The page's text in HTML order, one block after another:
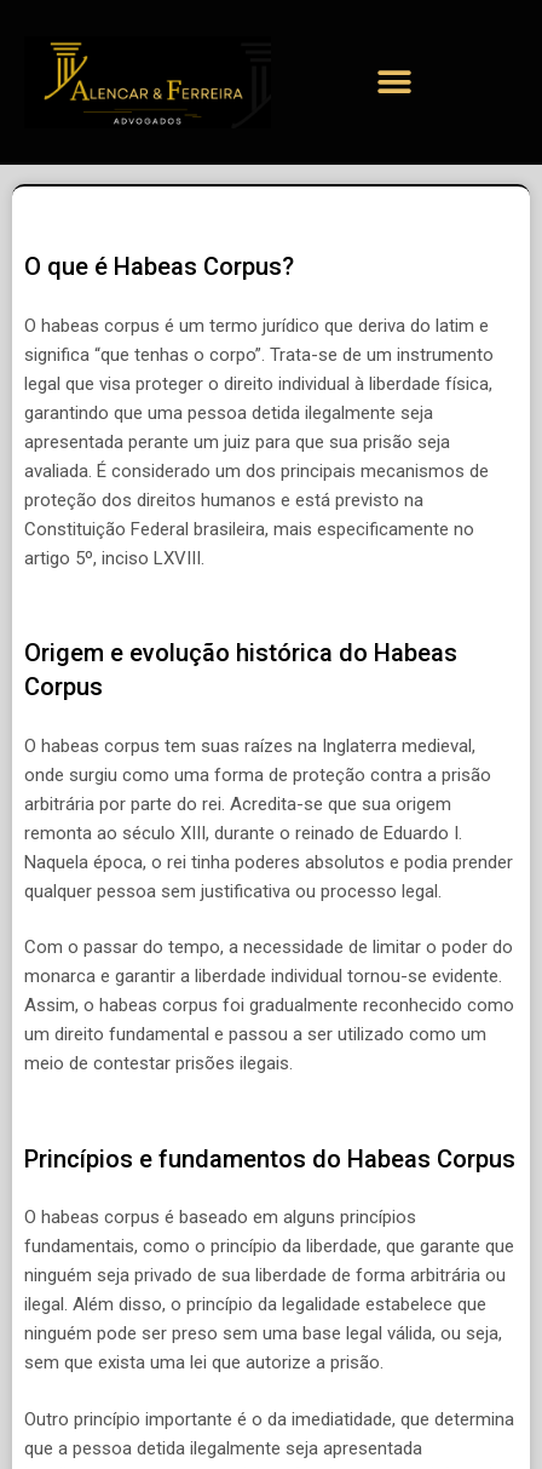
O que é Habeas Corpus?
O habeas corpus é um termo jurídico que deriva do latim e
significa “que tenhas o corpo”. Trata-se de um instrumento
legal que visa proteger o direito individual à liberdade física,
garantindo que uma pessoa detida ilegalmente seja
apresentada perante um juiz para que sua prisão seja
avaliada. É considerado um dos principais mecanismos de
proteção dos direitos humanos e está previsto na
Constituição Federal brasileira, mais especificamente no
artigo 5º, inciso LXVIII.
Origem e evolução histórica do Habeas
Corpus
O habeas corpus tem suas raízes na Inglaterra medieval,
onde surgiu como uma forma de proteção contra a prisão
arbitrária por parte do rei. Acredita-se que sua origem
remonta ao século XIII, durante o reinado de Eduardo I.
Naquela época, o rei tinha poderes absolutos e podia prender
qualquer pessoa sem justificativa ou processo legal.
Com o passar do tempo, a necessidade de limitar o poder do
monarca e garantir a liberdade individual tornou-se evidente.
Assim, o habeas corpus foi gradualmente reconhecido como
um direito fundamental e passou a ser utilizado como um
meio de contestar prisões ilegais.
Princípios e fundamentos do Habeas Corpus
O habeas corpus é baseado em alguns princípios
fundamentais, como o princípio da liberdade, que garante que
ninguém seja privado de sua liberdade de forma arbitrária ou
ilegal. Além disso, o princípio da legalidade estabelece que
ninguém pode ser preso sem uma base legal válida, ou seja,
sem que exista uma lei que autorize a prisão.
Outro princípio importante é o da imediatidade, que determina
que a pessoa detida ilegalmente seja apresentada